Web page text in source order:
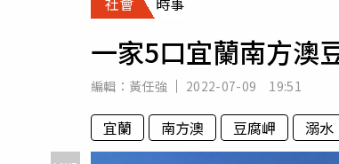
專欄
房產新
一家5口宜蘭南方
編輯： 黃任強 2022-07-09 19:51
宜蘭 南方澳 豆腐岬 溺水